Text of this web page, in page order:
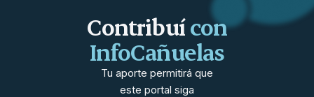
Contribuícon
InfoCañuelas
Tu aporte permitirá que
este portal siga